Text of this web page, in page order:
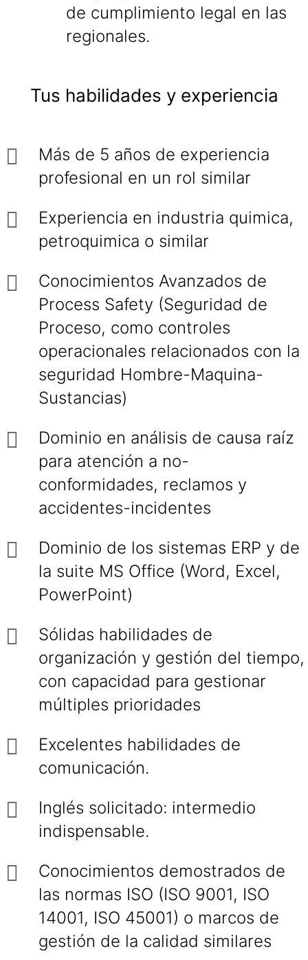
de cumplimiento legal en las
regionales.
Tus habilidades y experiencia
Más de 5 años de experiencia
profesional en un rol similar
Experiencia en industria quimica,
petroquimica o similar
Conocimientos Avanzados de
Process Safety (Seguridad de
Proceso, como controles
operacionales relacionados con la
seguridad Hombre-Maquina-
Sustancias)
Dominio en análisis de causa raíz
para atención a no-
conformidades, reclamos y
accidentes-incidentes
Dominio de los sistemas ERP y de
la suite MS Office (Word, Excel,
PowerPoint)
Sólidas habilidades de
organización y gestión del tiempo,
con capacidad para gestionar
múltiples prioridades
Excelentes habilidades de
comunicación.
Inglés solicitado: intermedio
indispensable.
Conocimientos demostrados de
las normas ISO (ISO 9001, ISO
14001, ISO 45001) o marcos de
gestión de la calidad similares